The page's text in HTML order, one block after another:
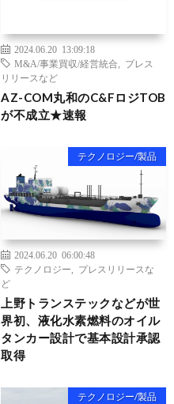
2024.06.20 13:09:18
M&A/事業買収/経営統合
プレス
リリースなど
AZ-COM丸和のC&FロジTOB
が不成立★速報
テクノロジー/製品
2024.06.20 06:00:48
テクノロジー
プレスリリースな
ど
上野トランステックなどが世
界初、液化水素燃料のオイル
タンカー設計で基本設計承認
取得
テクノロジー/製品